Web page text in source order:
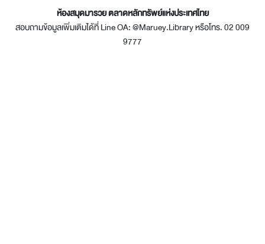
ห้องสมุดมารวย ตลาดหลักทรัพย์แห่งประเทศไทย
สอบถามข้อมูลเพิ่มเติมได้ที่ Line OA: @Maruey.Library หรือโทร. 02 009
9777